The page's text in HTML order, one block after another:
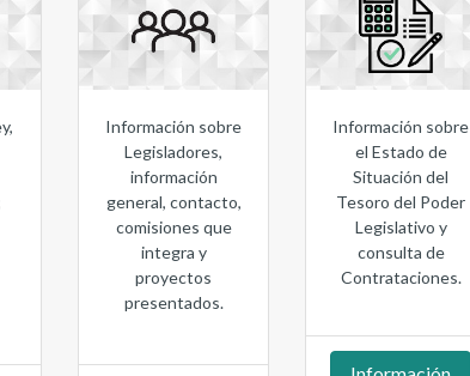
Información sobre
Legisladores,
información
general, contacto,
comisiones que
integra y
proyectos
presentados.
Información sobre
el Estado de
Situación del
Tesoro del Poder
Legislativo y
consulta de
Contrataciones.